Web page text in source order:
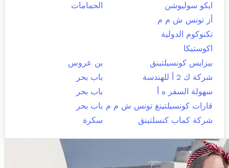
ايكو سوليوشن
الحمامات
أز تونس ش م م
تكنوكوم الدولية
اكوستيكا
بيزايس كونسيلتينق
بن عروس
شركة ك 2 أ للهندسة
باب بحر
سهولة السفر ه أ
باب بحر
قارات كونسيلتينغ تونس ش م م باب بحر
شركة كماب كنسلتينق
سكرة